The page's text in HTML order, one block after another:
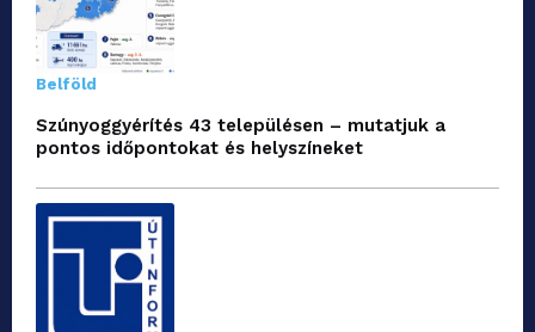
Belföld
Szúnyoggyérítés 43 településen – mutatjuk a
pontos időpontokat és helyszíneket